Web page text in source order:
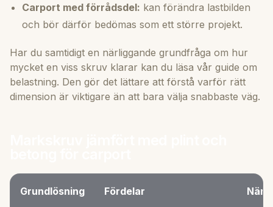
Carport med förrådsdel: kan förändra lastbilden
och bör därför bedömas som ett större projekt.
Har du samtidigt en närliggande grundfråga om hur
mycket en viss skruv klarar kan du läsa vår guide om
belastning. Den gör det lättare att förstå varför rätt
dimension är viktigare än att bara välja snabbaste väg.
Grundlösning Fördelar När